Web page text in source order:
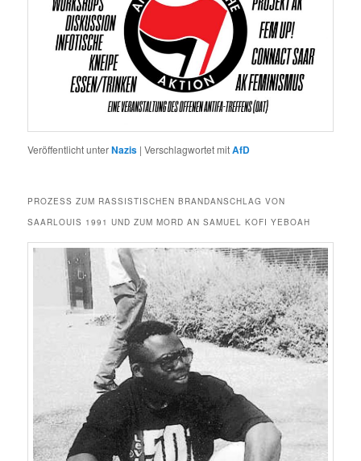
Veröffentlicht unterNazis |Verschlagwortet mitAfD
PROZESS ZUM RASSISTISCHEN BRANDANSCHLAG VON
SAARLOUIS 1991 UND ZUM MORD AN SAMUEL KOFI YEBOAH